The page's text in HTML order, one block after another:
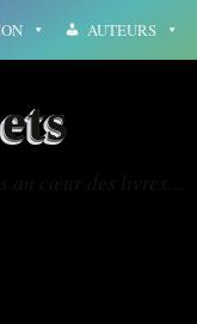
AUTEURS